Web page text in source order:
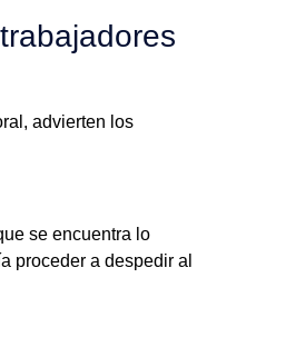
advierten los
se encuentra lo
proceder a despedir al